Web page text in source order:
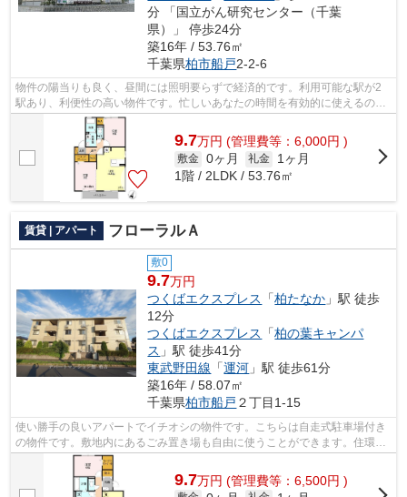
分 「国立がん研究センター（千葉
県）」 停歩24分
築16年 / 53.76㎡
千葉県柏市船戸2-2-6
物件の陽当りも良く、昼間には照明要らずで経済的です。利用可能な駅が2
駅あり、利便性の高い物件です。忙しいあなたの時間を有効的に使えるのが
敷地内ごみ置き場です。好評の駅近物件...
9.7万円 (管理費等：6,000円 )
敷金 0ヶ月 礼金
1ヶ月
1階 / 2LDK / 53.76㎡
賃貸 | アパート フローラルＡ
敷0
9.7万円
つくばエクスプレス
「柏たなか 」駅 徒歩
12分
つくばエクスプレス
「柏の葉キャンパ
ス 」駅 徒歩41分
東武野田線 「運河 」駅 徒歩61分
築16年 / 58.07㎡
千葉県柏市船戸 ２丁目1-15
使い勝手の良いアパートでイチオシの物件です。こちらは自走式駐車場付き
の物件です。敷地内にあるごみ置き場も自由に使うことができます。住環境
がよく通風良好で日も入る物件をご提...
9.7万円 (管理費等：6,500円 )